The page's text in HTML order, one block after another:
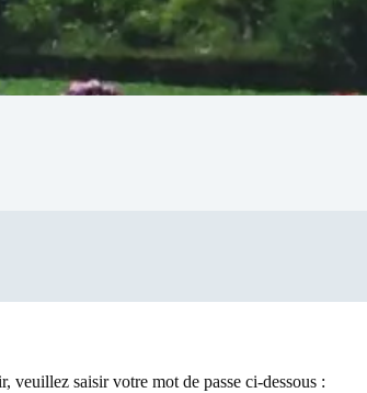
veuillez saisir votre mot de passe ci-dessous :